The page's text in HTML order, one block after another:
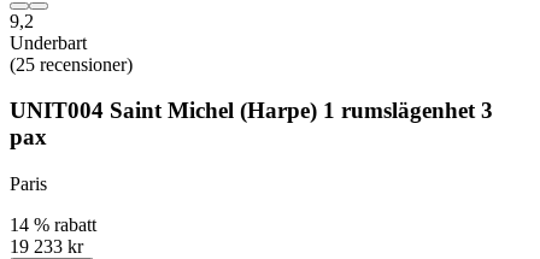
9,2
Underbart
(25 recensioner)
UNIT004 Saint Michel (Harpe) 1 rumslägenhet 3
pax
Paris
14 % rabatt
19 233 kr